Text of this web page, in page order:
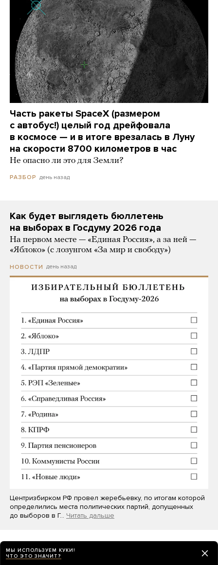
Часть ракеты SpaceX (размером
с автобус!) целый год дрейфовала
в космосе — и в итоге врезалась в Луну
на скорости 8700 километров в час
Не опасно ли это для Земли?
РАЗБОР день назад
Как будет выглядеть бюллетень
на выборах в Госдуму 2026 года
На первом месте — «Единая Россия», а за ней —
«Яблоко» (с лозунгом «За мир и свободу»)
НОВОСТИ день назад
Центризбирком РФ провел жеребьевку, по итогам которой
определились места политических партий, допущенных
до выборов в Г… Читать дальше
МЫ ИСПОЛЬЗУЕМ КУКИ!
ЧТО ЭТО ЗНАЧИТ?